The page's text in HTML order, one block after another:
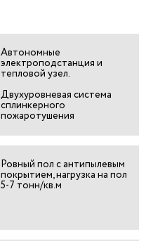
Автономные
электроподстанция и
тепловой узел.
Двухуровневая система
сплинкерного
пожаротушения
Ровный пол сантипылевым
покрытием, нагрузка на пол
5-7 тонн/кв.м